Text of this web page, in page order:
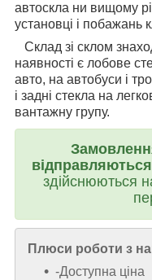
автоскла ни вищому
установці і побажань
Склад зі склом
наявності є лобове
авто, на автобуси і
і задні стекла на
вантажну групу.
здійснюються
Плюси роботи з
-Доступна ціна